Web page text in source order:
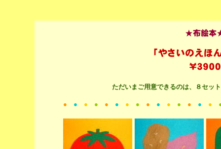
ただいまご用意できるのは、８セッ
● ● ● ● ● ● ● ● ● ● ● ● ● ● ●